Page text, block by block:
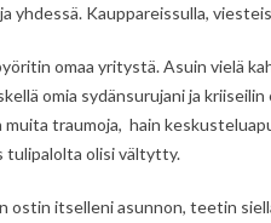
yhdessä. Kauppareissulla,
omaa yritystä. Asuin vielä
omia sydänsurujani ja
muita traumoja, hain
tulipalolta olisi vältytty.
ostin itselleni asunnon, teetin